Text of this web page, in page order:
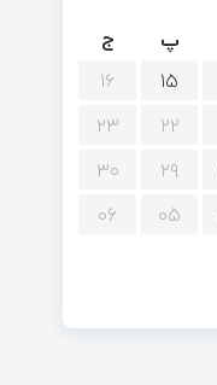
پ
ج
۱۵
۱۶
۲۲
۲۳
۲۹
۳۰
۰۵
۰۶